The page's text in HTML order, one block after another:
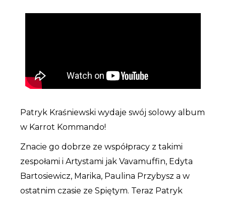
Patryk Kraśniewski wydaje swój solowy album
w Karrot Kommando!
Znacie go dobrze ze współpracy z takimi
zespołami i Artystami jak Vavamuffin, Edyta
Bartosiewicz, Marika, Paulina Przybysz a w
ostatnim czasie ze Spiętym. Teraz Patryk